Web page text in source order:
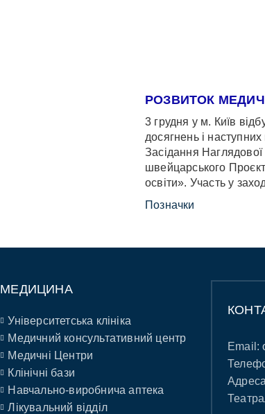
РОЗВИТОК
3 грудня у м. Київ
досягнень і
Засідання
швейцарського
освіти». Участь у
Позначки
МЕДИЦИНА
Університетська клініка
Медичний консультативний центр
Медичні Центри
Клінічні бази
Навчально-виробнича аптека
Лікувальний відділ
Email: